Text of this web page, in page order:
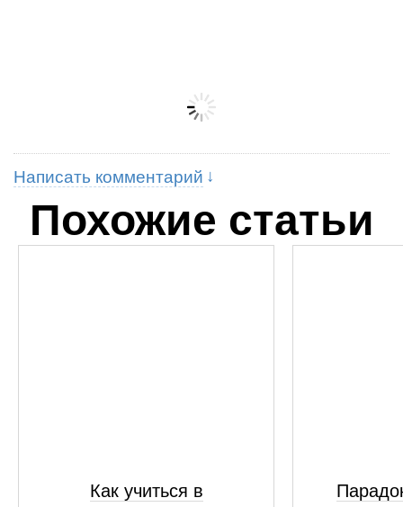
Написать комментарий
Похожие статьи
Как учиться в